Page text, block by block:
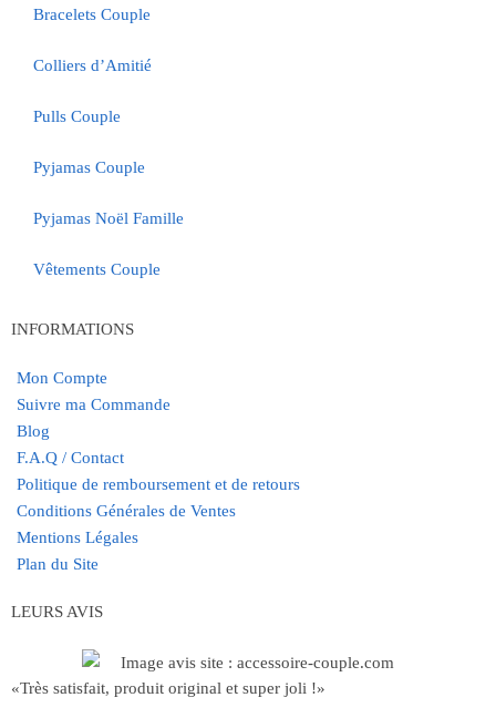
Bracelets Couple
Colliers d’Amitié
Pulls Couple
Pyjamas Couple
Pyjamas Noël Famille
Vêtements Couple
INFORMATIONS
Mon Compte
Suivre ma Commande
Blog
F.A.Q / Contact
Politique de remboursement et de retours
Conditions Générales de Ventes
Mentions Légales
Plan du Site
LEURS AVIS
«Très satisfait, produit original et super joli !»